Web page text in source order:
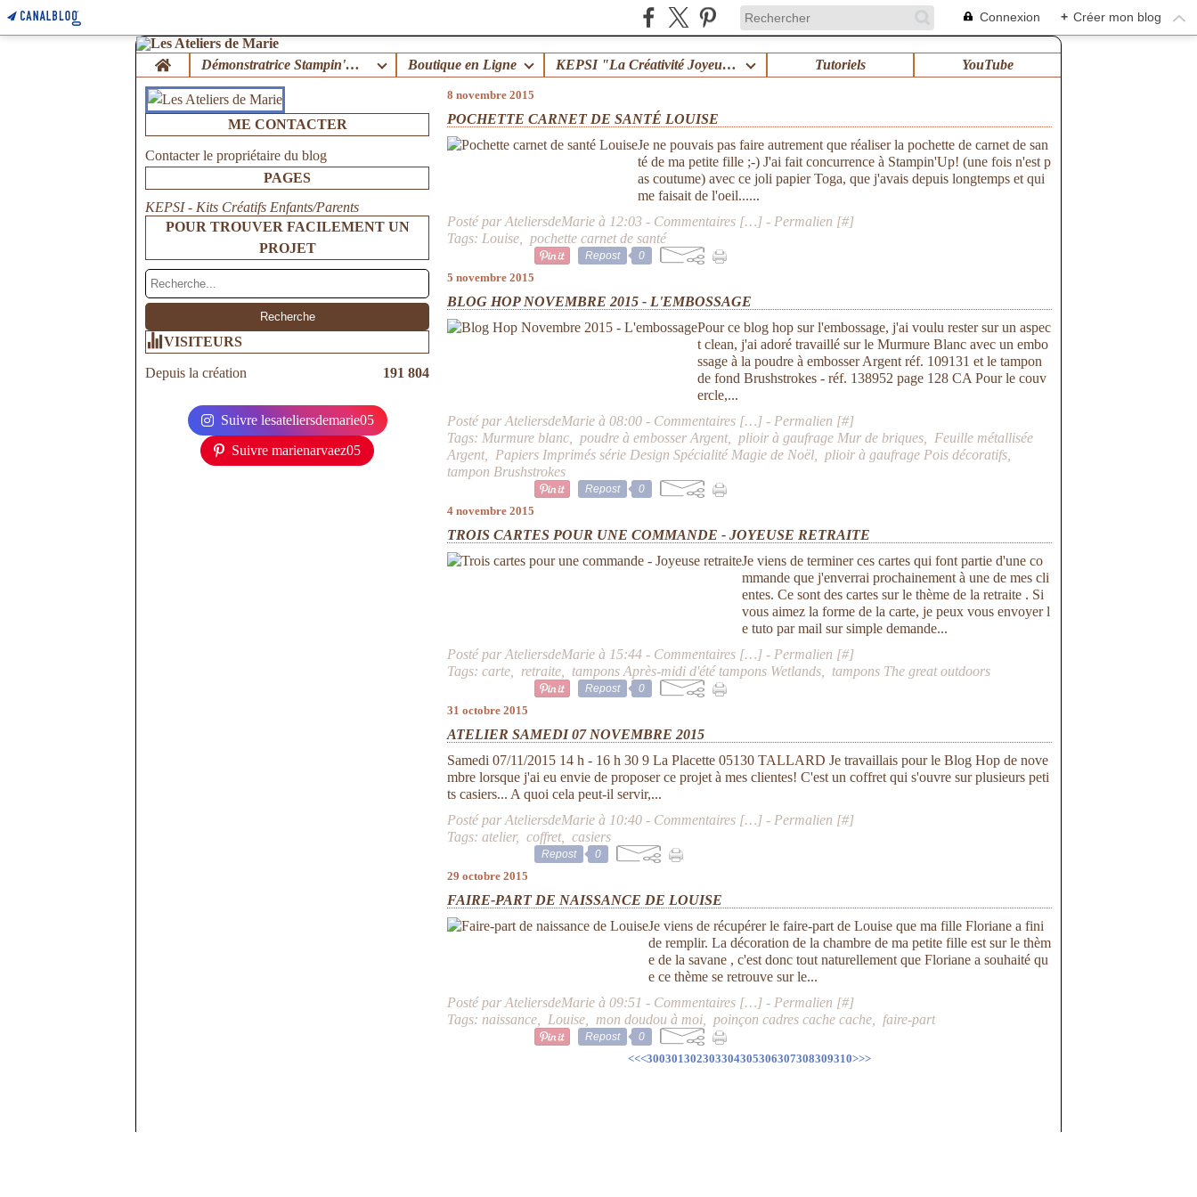
Connexion + Créer mon blog
Home Démonstratrice Stampin'Up ! Boutique en Ligne KEPSI "La Créativité Joyeuse en Famille" ! Tutoriels YouTube
ME CONTACTER
Contacter le propriétaire du blog
PAGES
KEPSI - Kits Créatifs Enfants/Parents
POUR TROUVER FACILEMENT UN
PROJET
VISITEURS
Depuis la création 191 804
Suivre lesateliersdemarie05
Suivre marienarvaez05
8 novembre 2015
POCHETTE CARNET DE SANTÉ LOUISE
Je ne pouvais pas faire autrement que réaliser la pochette de carnet de san
té de ma petite fille ;-) J'ai fait concurrence à Stampin'Up! (une fois n'est p
as coutume) avec ce joli papier Toga, que j'avais depuis longtemps et qui
me faisait de l'oeil......
Posté par AteliersdeMarie à 12:03 - Commentaires […] - Permalien [#]
Tags: Louise pochette carnet de santé
Repost 0
5 novembre 2015
BLOG HOP NOVEMBRE 2015 - L'EMBOSSAGE
Pour ce blog hop sur l'embossage, j'ai voulu rester sur un aspec
t clean, j'ai adoré travaillé sur le Murmure Blanc avec un embo
ssage à la poudre à embosser Argent réf. 109131 et le tampon
de fond Brushstrokes - réf. 138952 page 128 CA Pour le couv
ercle,...
Posté par AteliersdeMarie à 08:00 - Commentaires […] - Permalien [#]
Tags: Murmure blanc poudre à embosser Argent, plioir à gaufrage Mur de briques
Feuille métallisée
Argent, Papiers Imprimés série Design Spécialité Magie de Noël plioir à gaufrage Pois décoratifs
tampon Brushstrokes
Repost 0
4 novembre 2015
TROIS CARTES POUR UNE COMMANDE - JOYEUSE RETRAITE
Je viens de terminer ces cartes qui font partie d'une co
mmande que j'enverrai prochainement à une de mes cli
entes. Ce sont des cartes sur le thème de la retraite . Si
vous aimez la forme de la carte, je peux vous envoyer l
e tuto par mail sur simple demande...
Posté par AteliersdeMarie à 15:44 - Commentaires […] - Permalien [#]
Tags:carte retraite tampons Après-midi d'été tampons Wetlands tampons The great outdoors
Repost 0
31 octobre 2015
ATELIER SAMEDI 07 NOVEMBRE 2015
Samedi 07/11/2015 14 h - 16 h 30 9 La Placette 05130 TALLARD Je travaillais pour le Blog Hop de nove
mbre lorsque j'ai eu envie de proposer ce projet à mes clientes! C'est un coffret qui s'ouvre sur plusieurs peti
ts casiers... A quoi cela peut-il servir,...
Posté par AteliersdeMarie à 10:40 - Commentaires […] - Permalien [#]
Tags:atelier,coffret,casiers
Repost 0
29 octobre 2015
FAIRE-PART DE NAISSANCE DE LOUISE
Je viens de récupérer le faire-part de Louise que ma fille Floriane a fini
de remplir. La décoration de la chambre de ma petite fille est sur le thèm
e de la savane , c'est donc tout naturellement que Floriane a souhaité qu
e ce thème se retrouve sur le...
Posté par AteliersdeMarie à 09:51 - Commentaires […] - Permalien [#]
Tags: naissance Louise mon doudou à moi poinçon cadres cache cache faire-part
Repost 0
<<<300301302303304305306307308309310
320
330
340
350
360 >>>